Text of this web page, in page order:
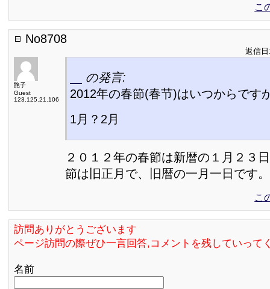
こ
No8708
返信
艶子
Guest
123.125.21.106
の発言:
2012年の春節(春节)はいつからです
1月？2月
２０１２年の春節は新暦の１月２３
節は旧正月で、旧暦の一月一日です。
こ
訪問ありがとうございます
ページ訪問の際ぜひ一言回答,コメントを残していって
名前